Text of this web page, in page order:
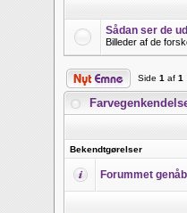
Sådan ser de ud
Billeder af de
Side 1 af 1
Bekendtgørelser
Forummet